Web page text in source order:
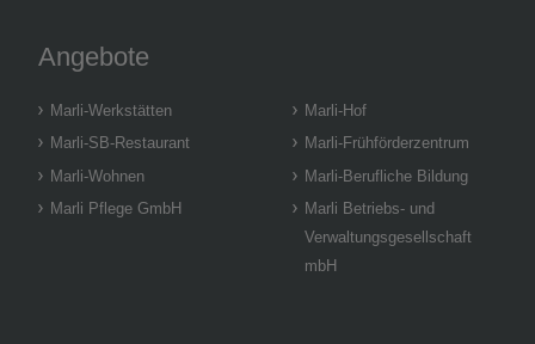
Angebote
Marli-Werkstätten
Marli-Hof
Marli-SB-Restaurant
Marli-Frühförderzentrum
Marli-Wohnen
Marli-Berufliche Bildung
Marli Pflege GmbH
Marli Betriebs- und
Verwaltungsgesellschaft
mbH